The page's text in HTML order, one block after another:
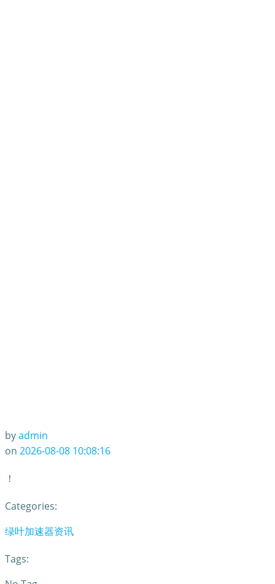
byadmin
on 2026-08-08 10:08:16
！
Categories:
绿叶加速器资讯
Tags: